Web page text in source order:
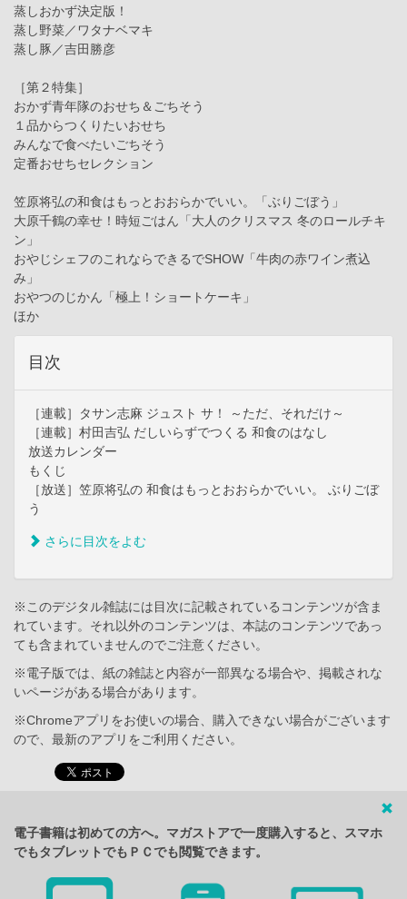
蒸しおかず決定版！
蒸し野菜／ワタナベマキ
蒸し豚／吉田勝彦
［第２特集］
おかず青年隊のおせち＆ごちそう
１品からつくりたいおせち
みんなで食べたいごちそう
定番おせちセレクション
笠原将弘の和食はもっとおおらかでいい。「ぶりごぼう」
大原千鶴の幸せ！時短ごはん「大人のクリスマス 冬のロールチキ
ン」
おやじシェフのこれならできるでSHOW「牛肉の赤ワイン煮込
み」
おやつのじかん「極上！ショートケーキ」
ほか
目次
［連載］タサン志麻 ジュスト サ！ ～ただ、それだけ～
［連載］村田吉弘 だしいらずでつくる 和食のはなし
放送カレンダー
もくじ
［放送］笠原将弘の 和食はもっとおおらかでいい。 ぶりごぼ
う
さらに目次をよむ
※このデジタル雑誌には目次に記載されているコンテンツが含ま
れています。それ以外のコンテンツは、本誌のコンテンツであっ
ても含まれていませんのでご注意ください。
※電子版では、紙の雑誌と内容が一部異なる場合や、掲載されな
いページがある場合があります。
※Chromeアプリをお使いの場合、購入できない場合がございます
ので、最新のアプリをご利用ください。
電子書籍は初めての方へ。マガストアで一度購入すると、スマホ
でもタブレットでもＰＣでも閲覧できます。